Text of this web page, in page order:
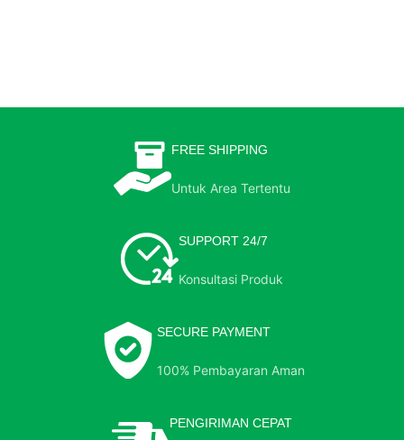
FREE SHIPPING
Untuk Area Tertentu
SUPPORT 24/7
Konsultasi Produk
SECURE PAYMENT
100% Pembayaran Aman
PENGIRIMAN CEPAT